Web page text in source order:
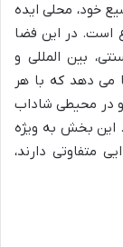
خود، محلی ایده
است. در این فضا
بین المللی و
می دهد که با هر
و در محیطی شاداب
این بخش به ویژه
متفاوتی دارند،